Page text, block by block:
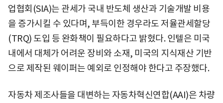
업협회(SIA)는 관세가 국내 반도체 생산과 기술개발 비용
을 증가시킬 수 있다며, 부득이한 경우라도 저율관세할당
(TRQ) 도입 등 완화책이 필요하다고 밝혔다. 인텔은 미국
내에서 대체가 어려운 장비와 소재, 미국의 지식재산 기반
으로 제작된 웨이퍼는 예외로 인정해야 한다고 주장했다.
자동차 제조사들을 대변하는 자동차혁신연합(AAI)은 차량